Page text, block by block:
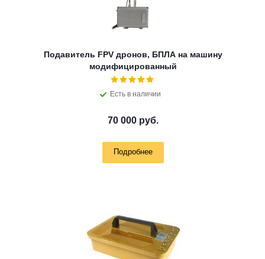
Подавитель FPV дронов, БПЛА на машину
модифицированный
Есть в наличии
70 000 руб.
Подробнее